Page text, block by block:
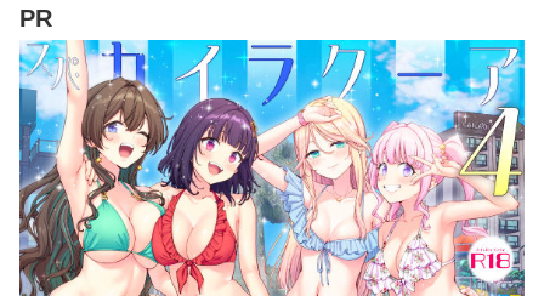
PR